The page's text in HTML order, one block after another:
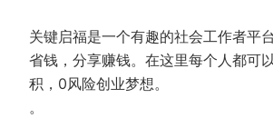
关键启福是一个有趣的社会工作者平
省钱，分享赚钱。在这里每个人都可
积，0风险创业梦想。
。